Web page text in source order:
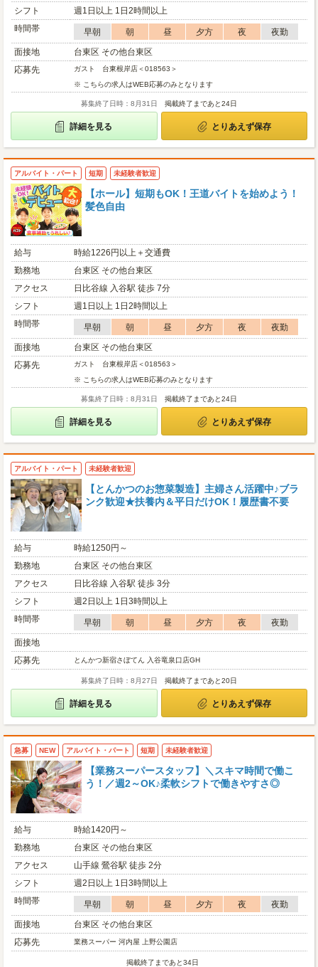
シフト
週1日以上 1日2時間以上
時間帯
早朝 朝 昼 夕方 夜
夜勤
面接地
台東区 その他台東区
応募先
ガスト 台東根岸店＜018563＞
※ こちらの求人はWEB応募のみとなります
募集終了日時：8月31日 掲載終了まであと24日
詳細を見る とりあえず保存
アルバイト・パート 短期 未経験者歓迎
【ホール】短期もOK！王道バイトを始めよう！
髪色自由
給与
時給1226円以上＋交通費
勤務地
台東区 その他台東区
アクセス
日比谷線 入谷駅 徒歩 7分
シフト
週1日以上 1日2時間以上
時間帯
早朝 朝 昼 夕方 夜
夜勤
面接地
台東区 その他台東区
応募先
ガスト 台東根岸店＜018563＞
※ こちらの求人はWEB応募のみとなります
募集終了日時：8月31日 掲載終了まであと24日
詳細を見る とりあえず保存
アルバイト・パート 未経験者歓迎
【とんかつのお惣菜製造】主婦さん活躍中♪ブラ
ンク歓迎★扶養内＆平日だけOK！履歴書不要
給与
時給1250円～
勤務地
台東区 その他台東区
アクセス
日比谷線 入谷駅 徒歩 3分
シフト
週2日以上 1日3時間以上
時間帯
早朝 朝 昼 夕方 夜
夜勤
面接地
応募先
とんかつ新宿さぼてん 入谷竜泉口店GH
募集終了日時：8月27日 掲載終了まであと20日
詳細を見る とりあえず保存
急募 NEW アルバイト・パート 短期 未経験者歓迎
【業務スーパースタッフ】＼スキマ時間で働こ
う！／週2～OK♪柔軟シフトで働きやすさ◎
給与
時給1420円～
勤務地
台東区 その他台東区
アクセス
山手線 鶯谷駅 徒歩 2分
シフト
週2日以上 1日3時間以上
時間帯
早朝 朝 昼 夕方 夜
夜勤
面接地
台東区 その他台東区
応募先
業務スーパー 河内屋 上野公園店
掲載終了まであと34日